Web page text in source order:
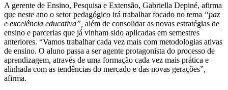
A gerente de Ensino, Pesquisa e Extensão, Gabriella Depiné, afirma
que neste ano o setor pedagógico irá trabalhar focado no tema “paz
e excelência educativa”, além de consolidar as novas estratégias de
ensino e parcerias que já vinham sido aplicadas em semestres
anteriores. “Vamos trabalhar cada vez mais com metodologias ativas
de ensino. O aluno passa a ser agente protagonista do processo de
aprendizagem, através de uma formação cada vez mais prática e
alinhada com as tendências do mercado e das novas gerações”,
afirma.